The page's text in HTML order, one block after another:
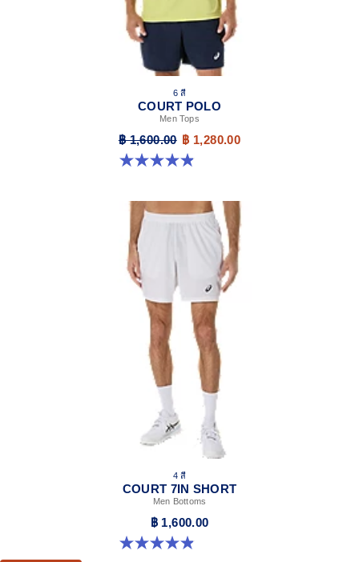
6 สี
COURT POLO
Men Tops
฿ 1,600.00 ฿ 1,280.00
4.9 จาก 5 ดาว 29 รีวิว
4 สี
COURT 7IN SHORT
Men Bottoms
฿ 1,600.00
4.9 จาก 5 ดาว 155 รีวิว